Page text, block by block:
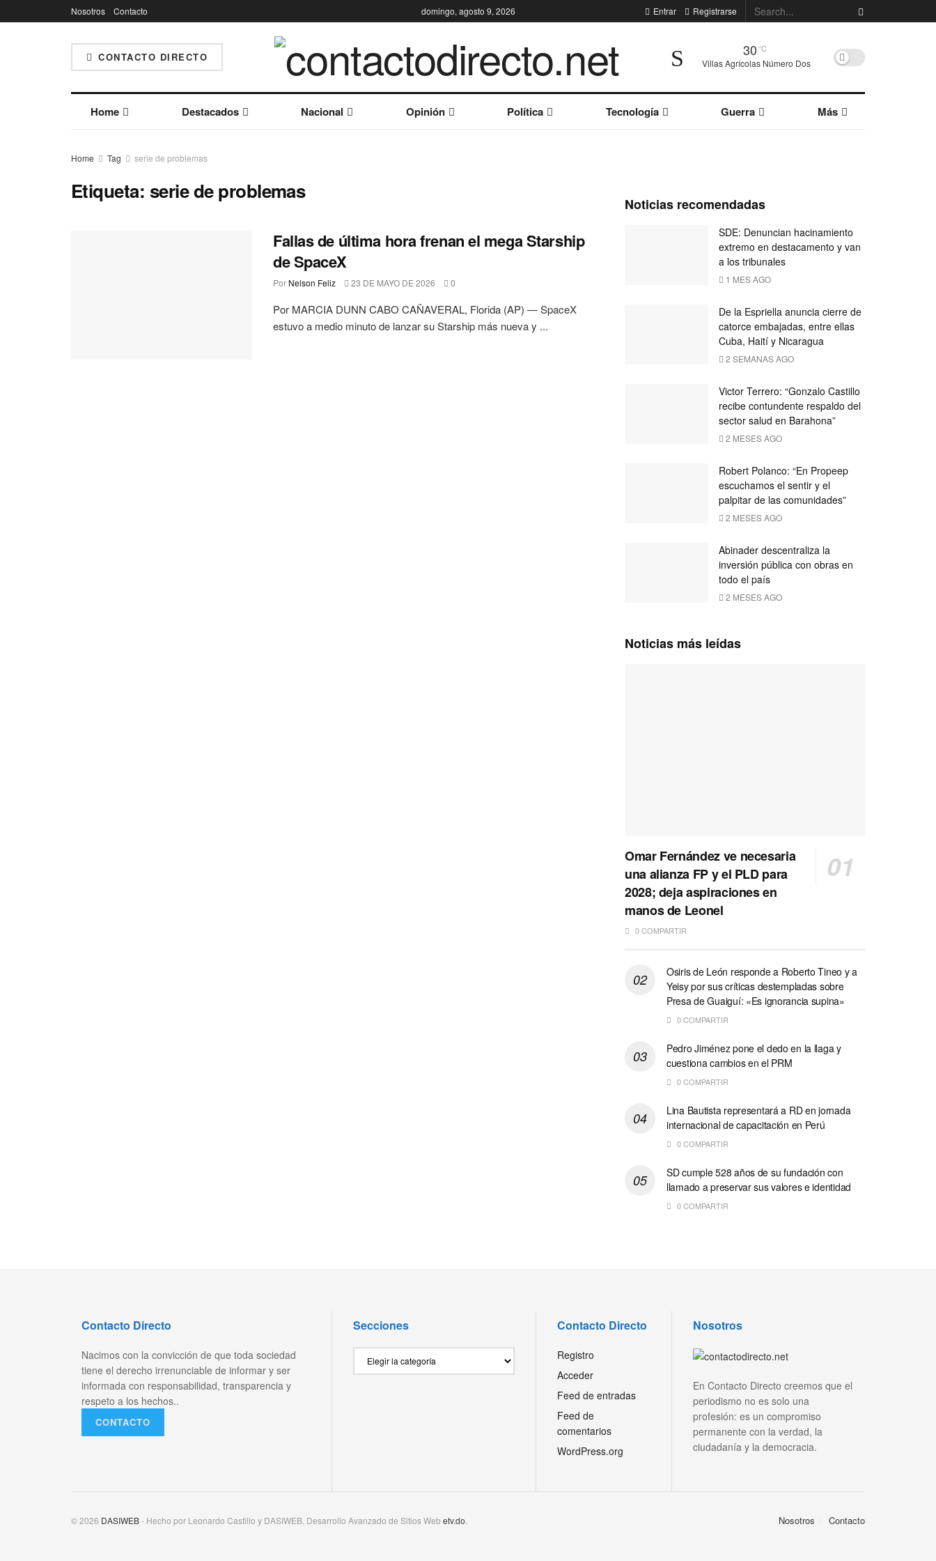
Nosotros Contacto domingo, agosto 9, 2026 Entrar Registrarse
CONTACTO DIRECTO 30 °C
Villas Agrícolas Número Dos
Home Destacados Nacional Opinión Política Tecnología Guerra Más
Home Tag serie de problemas
Etiqueta: serie de problemas
Fallas de última hora frenan el mega Starship
de SpaceX
Por Nelson Feliz 23 DE MAYO DE 2026 0
Por MARCIA DUNN CABO CAÑAVERAL, Florida (AP) — SpaceX
estuvo a medio minuto de lanzar su Starship más nueva y ...
Noticias recomendadas
SDE: Denuncian hacinamiento
extremo en destacamento y van
a los tribunales
1 MES AGO
De la Espriella anuncia cierre de
catorce embajadas, entre ellas
Cuba, Haití y Nicaragua
2 SEMANAS AGO
Victor Terrero: “Gonzalo Castillo
recibe contundente respaldo del
sector salud en Barahona”
2 MESES AGO
Robert Polanco: “En Propeep
escuchamos el sentir y el
palpitar de las comunidades”
2 MESES AGO
Abinader descentraliza la
inversión pública con obras en
todo el país
2 MESES AGO
Noticias más leídas
Omar Fernández ve necesaria
una alianza FP y el PLD para
2028; deja aspiraciones en
manos de Leonel
0 COMPARTIR
Osiris de León responde a Roberto Tineo y a
Yeisy por sus críticas destempladas sobre
Presa de Guaiguí: «Es ignorancia supina»
0 COMPARTIR
Pedro Jiménez pone el dedo en la llaga y
cuestiona cambios en el PRM
0 COMPARTIR
Lina Bautista representará a RD en jornada
internacional de capacitación en Perú
0 COMPARTIR
SD cumple 528 años de su fundación con
llamado a preservar sus valores e identidad
0 COMPARTIR
Contacto Directo
Nacimos con la convicción de que toda sociedad
tiene el derecho irrenunciable de informar y ser
informada con responsabilidad, transparencia y
respeto a los hechos..
CONTACTO
Secciones Contacto Directo
Registro
Acceder
Feed de entradas
Feed de
comentarios
WordPress.org
Nosotros
En Contacto Directo creemos que el
periodismo no es solo una
profesión: es un compromiso
permanente con la verdad, la
ciudadanía y la democracia.
Nosotros Contacto
© 2026 DASIWEB- Hecho por Leonardo Castillo y DASIWEB, Desarrollo Avanzado de Sitios Web etv.do